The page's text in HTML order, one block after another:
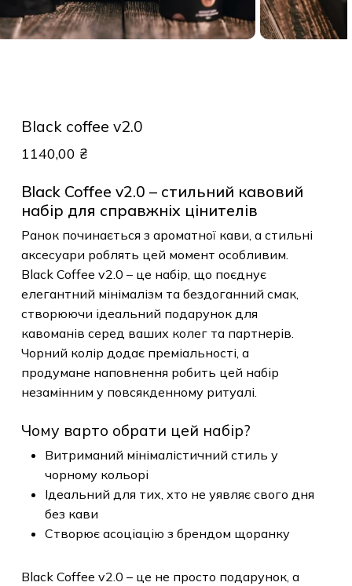
Black coffee v2.0
1140,00 ₴
Black Coffee v2.0 – стильний кавовий
набір для справжніх цінителів
Ранок починається з ароматної кави, а стильні
аксесуари роблять цей момент особливим.
Black Coffee v2.0 – це набір, що поєднує
елегантний мінімалізм та бездоганний смак,
створюючи ідеальний подарунок для
кавоманів серед ваших колег та партнерів.
Чорний колір додає преміальності, а
продумане наповнення робить цей набір
незамінним у повсякденному ритуалі.
Чому варто обрати цей набір?
Витриманий мінімалістичний стиль у
чорному кольорі
Ідеальний для тих, хто не уявляє свого дня
без кави
Створює асоціацію з брендом щоранку
Black Coffee v2.0 – це не просто подарунок, а